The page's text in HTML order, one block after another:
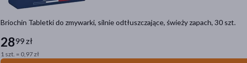
Briochin Tabletki do zmywarki, silnie odtłuszczające, świeży zapach, 30 szt.
2899 zł
1 szt. = 0,97 zł